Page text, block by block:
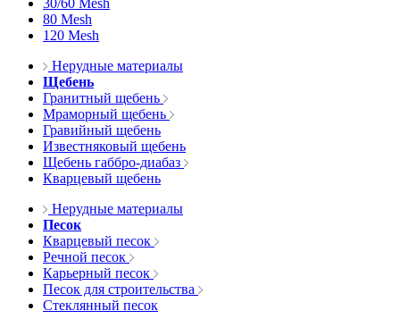
30/60 Mesh
80 Mesh
120 Mesh
Нерудные материалы
Щебень
Гранитный щебень
Мраморный щебень
Гравийный щебень
Известняковый щебень
Щебень габбро-диабаз
Кварцевый щебень
Нерудные материалы
Песок
Кварцевый песок
Речной песок
Карьерный песок
Песок для строительства
Стеклянный песок